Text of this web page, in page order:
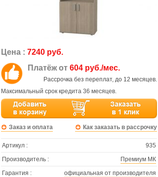
Цена : 7240 руб.
Платёж от 604 руб./мес.
Рассрочка без переплат, до 12 месяцев.
Максимальный срок кредита 36 месяцев.
Заказ и оплата Как заказать в рассрочку
Артикул :
935
Производитель :
Премиум МК
Гарантия :
официальная от производителя